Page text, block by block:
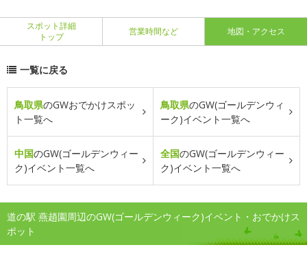
スポット詳細
トップ
営業時間など 地図・アクセス
一覧に戻る
鳥取県のGWおでかけスポッ
ト一覧へ
鳥取県のGW(ゴールデンウィ
ーク)イベント一覧へ
中国のGW(ゴールデンウィー
ク)イベント一覧へ
全国のGW(ゴールデンウィー
ク)イベント一覧へ
道の駅 燕趙園周辺のGW(ゴールデンウィーク)イベント・おでかけス
ポット